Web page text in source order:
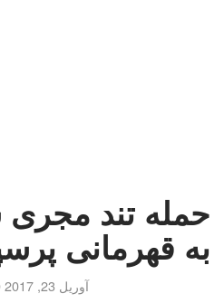
حمله تند
به قهرمانی
آوریل 23, 2017 10:40 ق.ظ